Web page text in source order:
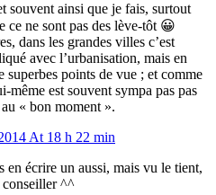
souvent ainsi que je fais, surtout
ce ne sont pas des lève-tôt 😀
dans les grandes villes c’est
avec l’urbanisation, mais en
superbes points de vue ; et comme
même est souvent sympa pas pas
« bon moment ».
At 18 h 22 min
en écrire un aussi, mais vu le tient,
conseiller ^^